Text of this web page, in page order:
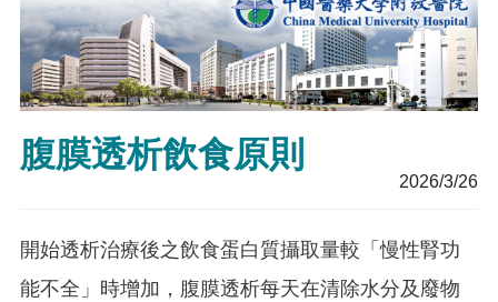
腹膜透析飲食原則
2026/3/26
開始透析治療後之飲食蛋白質攝取量較「慢性腎功
能不全」時增加，腹膜透析每天在清除水分及廢物